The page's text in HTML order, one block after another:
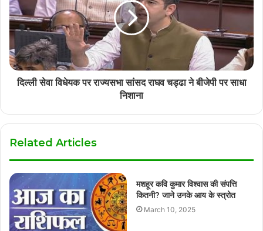
दिल्ली सेवा विधेयक पर राज्यसभा सांसद राघव चड्ढा ने बीजेपी पर साधा
निशाना
Related Articles
मशहूर कवि कुमार विश्वास की संपत्ति
कितनी? जाने उनके आय के स्त्रोत
March 10, 2025